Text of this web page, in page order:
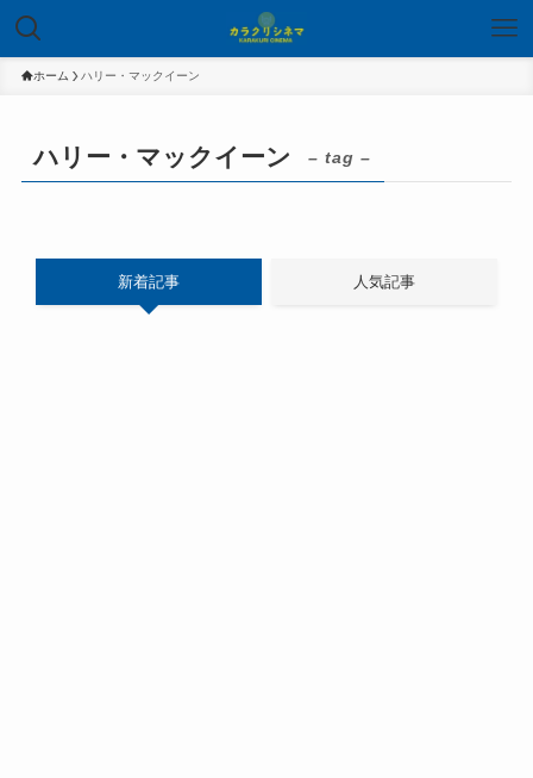
ホーム ハリー・マックイーン
ハリー・マックイーン – tag –
新着記事 人気記事